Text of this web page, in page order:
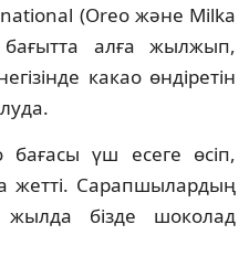
(Oreo және Milka
бағытта алға жылжып,
какао өндіретін
үш есеге өсіп,
жетті. Сарапшылардың
жылда бізде шоколад